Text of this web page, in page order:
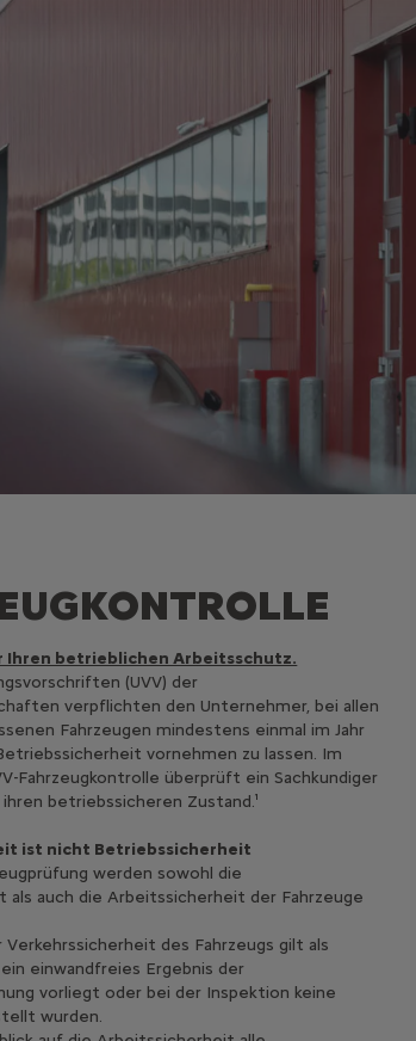
Ihren betrieblichen Arbeitsschutz.
(UVV) der
verpflichten den Unternehmer, bei allen
Fahrzeugen mindestens einmal im Jahr
vornehmen zu lassen. Im
Fahrzeugkontrolle überprüft ein Sachkundiger
betriebssicheren Zustand.¹
ist nicht Betriebssicherheit
werden sowohl die
als auch die Arbeitssicherheit der Fahrzeuge
Verkehrssicherheit des Fahrzeugs gilt als
einwandfreies Ergebnis der
vorliegt oder bei der Inspektion keine
wurden.